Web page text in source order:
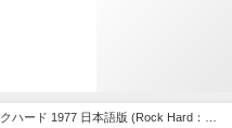
クハード 1977 日本語版 (Rock Hard：